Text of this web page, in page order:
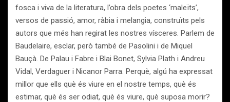
fosca i viva de la literatura, l’obra dels poetes ‘maleïts’,
versos de passió, amor, ràbia i melangia, construïts pels
autors que més han regirat les nostres vísceres. Parlem de
Baudelaire, esclar, però també de Pasolini i de Miquel
Bauçà. De Palau i Fabre i Blai Bonet, Sylvia Plath i Andreu
Vidal, Verdaguer i Nicanor Parra. Perquè, algú ha expressat
millor que ells què és viure en el nostre temps, què és
estimar, què és ser odiat, què és viure, què suposa morir?